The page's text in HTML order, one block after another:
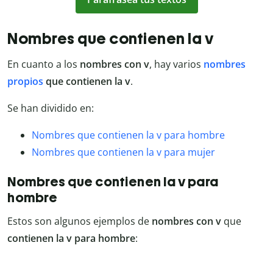
Nombres que contienen la v
En cuanto a los nombres con v, hay varios nombres
propios que contienen la v.
Se han dividido en:
Nombres que contienen la v para hombre
Nombres que contienen la v para mujer
Nombres que contienen la v para
hombre
Estos son algunos ejemplos de nombres con v que
contienen la v para hombre: